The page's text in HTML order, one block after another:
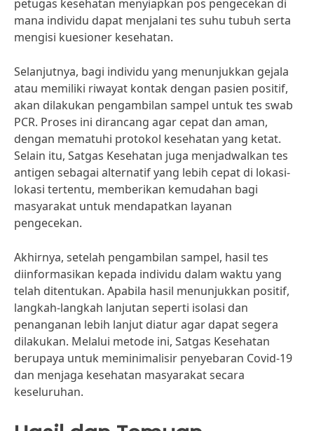
petugas kesehatan menyiapkan pos pengecekan di
mana individu dapat menjalani tes suhu tubuh serta
mengisi kuesioner kesehatan.
Selanjutnya, bagi individu yang menunjukkan gejala
atau memiliki riwayat kontak dengan pasien positif,
akan dilakukan pengambilan sampel untuk tes swab
PCR. Proses ini dirancang agar cepat dan aman,
dengan mematuhi protokol kesehatan yang ketat.
Selain itu, Satgas Kesehatan juga menjadwalkan tes
antigen sebagai alternatif yang lebih cepat di lokasi-
lokasi tertentu, memberikan kemudahan bagi
masyarakat untuk mendapatkan layanan
pengecekan.
Akhirnya, setelah pengambilan sampel, hasil tes
diinformasikan kepada individu dalam waktu yang
telah ditentukan. Apabila hasil menunjukkan positif,
langkah-langkah lanjutan seperti isolasi dan
penanganan lebih lanjut diatur agar dapat segera
dilakukan. Melalui metode ini, Satgas Kesehatan
berupaya untuk meminimalisir penyebaran Covid-19
dan menjaga kesehatan masyarakat secara
keseluruhan.